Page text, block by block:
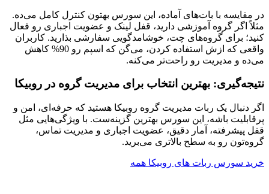
در مقایسه با بات‌های آماده، این سورس بهتون کنترل کامل می‌ده.
مثلاً اگر گروه آموزشی دارید، قفل لینک و عضویت اجباری رو فعال
کنید؛ برای گروه‌های چت، خوشامدگویی سفارشی بذارید. کاربران
واقعی که ازش استفاده کردن، می‌گن که اسپم رو 90% کاهش
می‌ده و مدیریت رو راحت‌تر می‌کنه.
نتیجه‌گیری: بهترین انتخاب برای مدیریت گروه در روبیکا
اگر دنبال یک ربات مدیریت گروه روبیکا هستید که حرفه‌ای، امن و
پرقابلیت باشه، این سورس بهترین گزینه‌ست. با ویژگی‌هایی مثل
قفل پیشرفته، آمار دقیق، عضویت اجباری و مدیریت تماس،
گروه‌تون رو به سطح بالاتری می‌برید.
خرید سورس ربات های روبیکا همه